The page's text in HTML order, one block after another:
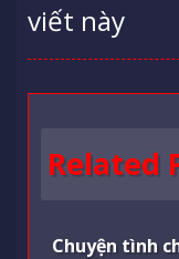
viết này
Related
Chuyện tình